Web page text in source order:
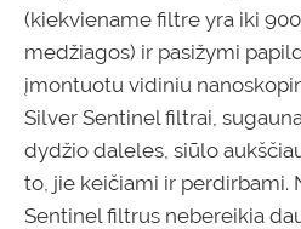
(kiekviename filtre yra iki
medžiagos) ir pasižymi
įmontuotu vidiniu
Silver Sentinel filtrai,
dydžio daleles, siūlo
to, jie keičiami ir perdirbami.
Sentinel filtrus nebereikia